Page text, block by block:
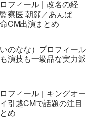
フィール｜改名の経
察医 朝顔／あんぱ
CM出演まとめ
のなな）プロフィール
演技も一級品な実力派
フィール｜キングオー
引越CMで話題の注目
め